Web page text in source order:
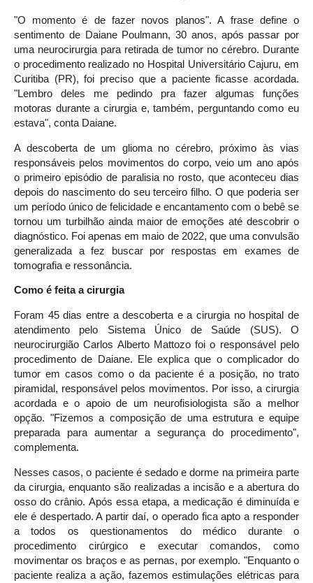
"O momento é de fazer novos planos". A frase define o
sentimento de Daiane Poulmann, 30 anos, após passar por
uma neurocirurgia para retirada de tumor no cérebro. Durante
o procedimento realizado no Hospital Universitário Cajuru, em
Curitiba (PR), foi preciso que a paciente ficasse acordada.
"Lembro deles me pedindo pra fazer algumas funções
motoras durante a cirurgia e, também, perguntando como eu
estava", conta Daiane.
A descoberta de um glioma no cérebro, próximo às vias
responsáveis pelos movimentos do corpo, veio um ano após
o primeiro episódio de paralisia no rosto, que aconteceu dias
depois do nascimento do seu terceiro filho. O que poderia ser
um período único de felicidade e encantamento com o bebê se
tornou um turbilhão ainda maior de emoções até descobrir o
diagnóstico. Foi apenas em maio de 2022, que uma convulsão
generalizada a fez buscar por respostas em exames de
tomografia e ressonância.
Como é feita a cirurgia
Foram 45 dias entre a descoberta e a cirurgia no hospital de
atendimento pelo Sistema Único de Saúde (SUS). O
neurocirurgião Carlos Alberto Mattozo foi o responsável pelo
procedimento de Daiane. Ele explica que o complicador do
tumor em casos como o da paciente é a posição, no trato
piramidal, responsável pelos movimentos. Por isso, a cirurgia
acordada e o apoio de um neurofisiologista são a melhor
opção. "Fizemos a composição de uma estrutura e equipe
preparada para aumentar a segurança do procedimento",
complementa.
Nesses casos, o paciente é sedado e dorme na primeira parte
da cirurgia, enquanto são realizadas a incisão e a abertura do
osso do crânio. Após essa etapa, a medicação é diminuída e
ele é despertado. A partir daí, o operado fica apto a responder
a todos os questionamentos do médico durante o
procedimento cirúrgico e executar comandos, como
movimentar os braços e as pernas, por exemplo. "Enquanto o
paciente realiza a ação, fazemos estimulações elétricas para